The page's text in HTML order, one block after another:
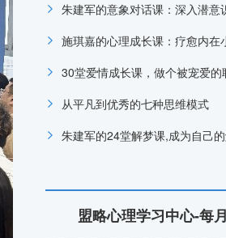
30堂爱情成长课，做个被宠爱的
从平凡到优秀的七种思维模式
朱建军的24堂解梦课,成为自己
盟略心理学习中心-每